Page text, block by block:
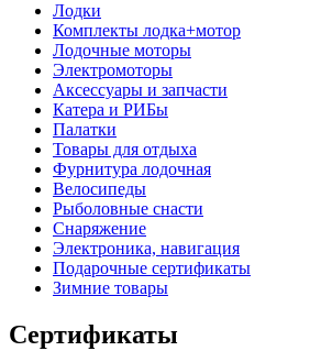
Лодки
Комплекты лодка+мотор
Лодочные моторы
Электромоторы
Аксессуары и запчасти
Катера и РИБы
Палатки
Товары для отдыха
Фурнитура лодочная
Велосипеды
Рыболовные снасти
Снаряжение
Электроника, навигация
Подарочные сертификаты
Зимние товары
Сертификаты